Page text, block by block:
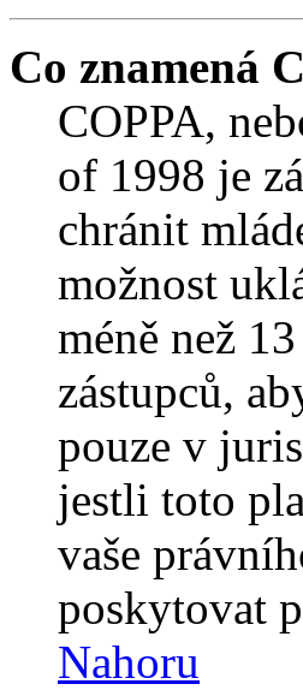
Co znamená
COPPA,
of 1998 je
chránit
možnost
méně než
zástupců,
pouze v
jestli toto
vaše
poskytovat
Nahoru